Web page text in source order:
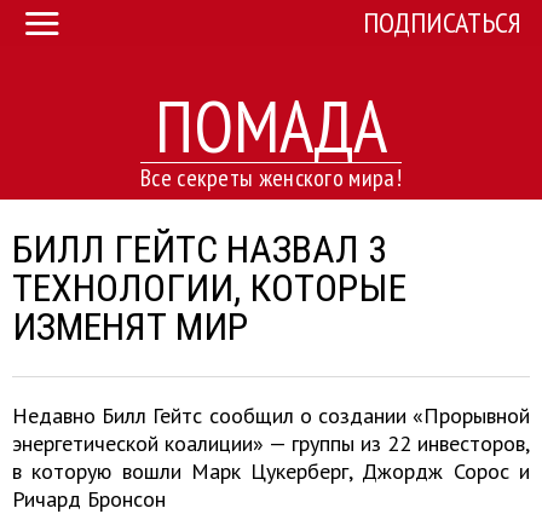
ПОМАДА
Все секреты женского мира!
ПОДПИСАТЬСЯ
БИЛЛ ГЕЙТС НАЗВАЛ 3
ТЕХНОЛОГИИ, КОТОРЫЕ
ИЗМЕНЯТ МИР
Недавно Билл Гейтс сообщил о создании «Прорывной
энергетической коалиции» — группы из 22 инвесторов,
в которую вошли Марк Цукерберг, Джордж Сорос и
Ричард Бронсон